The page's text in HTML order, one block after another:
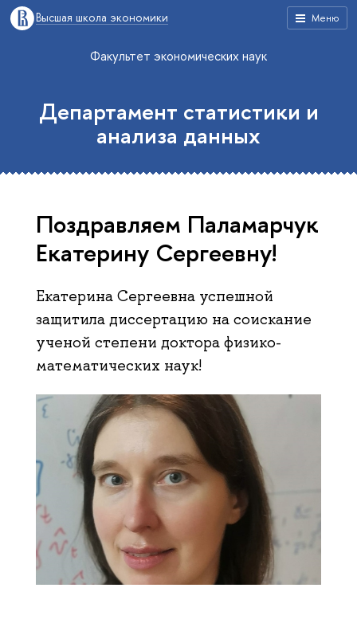
Меню
Высшая школа экономики
Факультет экономических наук
Департамент статистики и
анализа данных
Поздравляем Паламарчук
Екатерину Сергеевну!
Екатерина Сергеевна успешной
защитила диссертацию на соискание
ученой степени доктора физико-
математических наук!